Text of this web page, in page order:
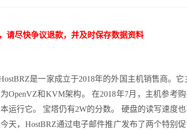
请尽快争议退款，并及时保存数据资料
是一家成立于2018年的外国主机销售商。它
OpenVZ和KVM架构。 在2018年7月，主机参考
运行它。 宝塔仍有2W的分数。 硬盘的读写速度
天，HostBRZ通过电子邮件推广发布了两个特别